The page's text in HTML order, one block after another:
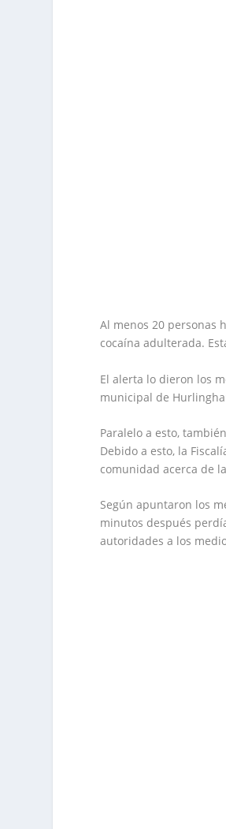
Al menos 20 personas
cocaína adulterada.
El alerta lo dieron los
municipal de
Paralelo a esto,
Debido a esto, la
comunidad acerca de
Según apuntaron los
minutos después
autoridades a los